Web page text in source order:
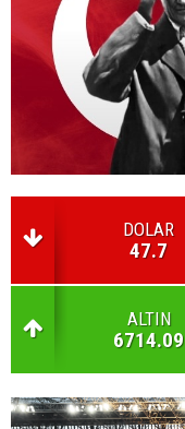
DOLAR
47.7
ALTIN
6714.09